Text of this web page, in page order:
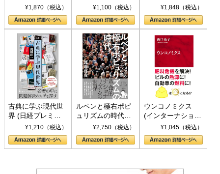
トランプとBRICS
の挑戦
¥1,870（税込）
下、ソ連参戦、そ
して聖断 (PHP新
書)
¥1,100（税込） ¥1,848（税込）
古典に学ぶ現代世
界 (日経プレミア
シリーズ)¥1,210（税込）
ルペンと極右ポピ
ュリズムの時代：
〈ヤヌス〉の二つ
の顔
¥2,750（税込）
ウンコノミクス
(インターナショナ
ル新書)¥1,045（税込）